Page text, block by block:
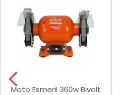
Moto Esmeril 360w Bivolt